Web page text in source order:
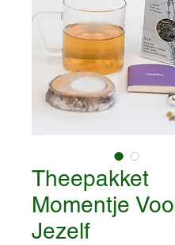
Theepakket
Momentje
Jezelf